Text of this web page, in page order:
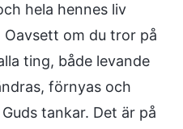
hela hennes liv
Oavsett om du tror på
ting, både levande
förnyas och
tankar. Det är på